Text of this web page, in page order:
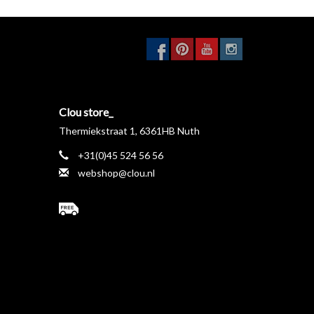
Clou store_
Thermiekstraat 1, 6361HB Nuth
+31(0)45 524 56 56
webshop@clou.nl